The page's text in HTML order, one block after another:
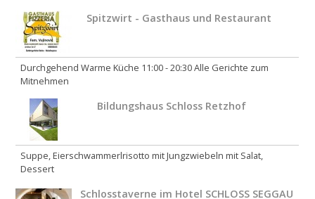
Spitzwirt - Gasthaus und Restaurant
Durchgehend Warme Küche 11:00 - 20:30 Alle Gerichte zum
Mitnehmen
Bildungshaus Schloss Retzhof
Suppe, Eierschwammerlrisotto mit Jungzwiebeln mit Salat,
Dessert
Schlosstaverne im Hotel SCHLOSS SEGGAU